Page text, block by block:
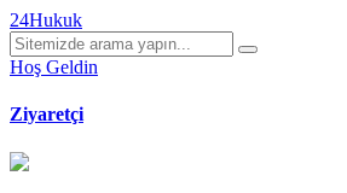
24Hukuk
Hoş Geldin
Ziyaretçi